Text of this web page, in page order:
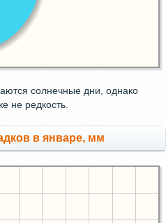
солнечные дни, однако
не редкость.
в январе, мм